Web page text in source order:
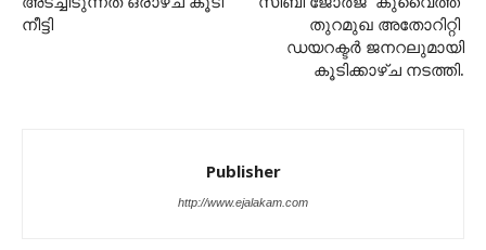
നീട്ടി
തുറമുഖ അതോറിറ്റി
ഡയറക്ടർ ജനറലുമായി
കൂടിക്കാഴ്ച നടത്തി.
Publisher
http://www.ejalakam.com